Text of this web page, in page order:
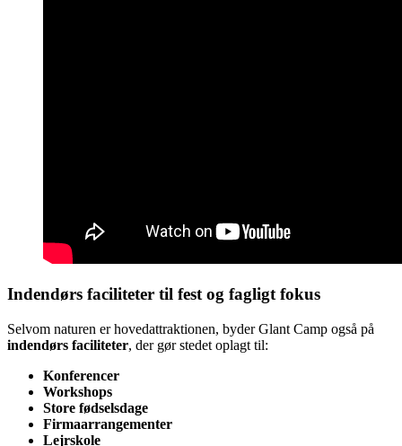
Indendørs faciliteter til fest og fagligt fokus
Selvom naturen er hovedattraktionen, byder Glant Camp også på
indendørs faciliteter, der gør stedet oplagt til:
Konferencer
Workshops
Store fødselsdage
Firmaarrangementer
Lejrskole